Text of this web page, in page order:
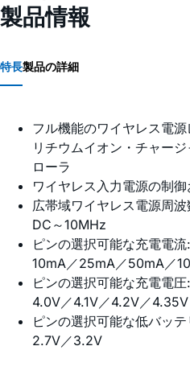
製品情報
特長製品の詳細
フル機能のワイヤレス電源
リチウムイオン・チャー
ローラ
ワイヤレス入力電源の制
広帯域ワイヤレス電源周波
DC～10MHz
ピンの選択可能な充電電流:
10mA／25mA／50mA／
ピンの選択可能な充電電圧:
4.0V／4.1V／4.2V／4.35V
ピンの選択可能な低バッ
2.7V／3.2V